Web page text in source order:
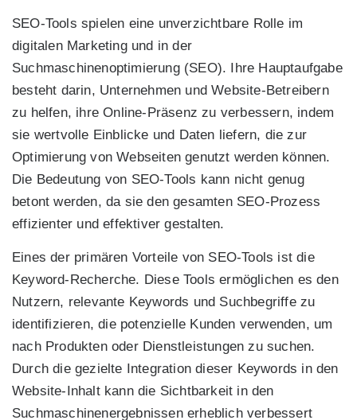
SEO-Tools spielen eine unverzichtbare Rolle im
digitalen Marketing und in der
Suchmaschinenoptimierung (SEO). Ihre Hauptaufgabe
besteht darin, Unternehmen und Website-Betreibern
zu helfen, ihre Online-Präsenz zu verbessern, indem
sie wertvolle Einblicke und Daten liefern, die zur
Optimierung von Webseiten genutzt werden können.
Die Bedeutung von SEO-Tools kann nicht genug
betont werden, da sie den gesamten SEO-Prozess
effizienter und effektiver gestalten.
Eines der primären Vorteile von SEO-Tools ist die
Keyword-Recherche. Diese Tools ermöglichen es den
Nutzern, relevante Keywords und Suchbegriffe zu
identifizieren, die potenzielle Kunden verwenden, um
nach Produkten oder Dienstleistungen zu suchen.
Durch die gezielte Integration dieser Keywords in den
Website-Inhalt kann die Sichtbarkeit in den
Suchmaschinenergebnissen erheblich verbessert